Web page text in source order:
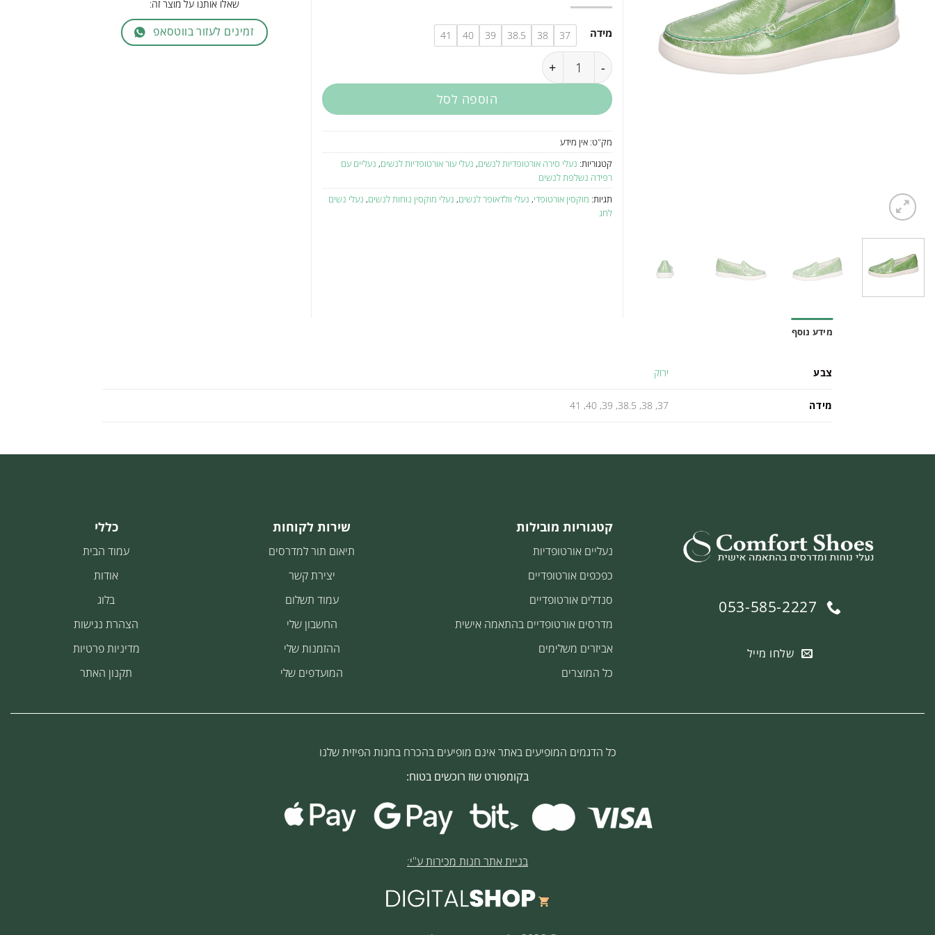
היה:
₪599.
הוא:
₪549. מידה 37
38
38.5
39
40
41
כמות של נעלי מוקסין אורטופדיות לנשים 704501
הוספה לסל
מק"ט: אין מידע
קטגוריות: נעלי סירה אורטופדיות לנשים, נעלי עור אורטופדיות לנשים, נעליים עם
רפידה נשלפת לנשים
תגיות: מוקסין אורטופדי, נעלי וולדאופר לנשים, נעלי מוקסין נוחות לנשים, נעלי נשים
לחג
שאלו אותנו על מוצר זה:
זמינים לעזור בווטסאפ
מידע נוסף
צבע ירוק
מידה 37, 38, 38.5, 39, 40, 41
053-585-2227
שלחו מייל
קטגוריות מובילות
נעליים אורטופדיות
כפכפים אורטופדיים
סנדלים אורטופדיים
מדרסים אורטופדיים בהתאמה אישית
אביזרים משלימים
כל המוצרים
שירות לקוחות
תיאום תור למדרסים
יצירת קשר
עמוד תשלום
החשבון שלי
ההזמנות שלי
המועדפים שלי
כללי
עמוד הבית
אודות
בלוג
הצהרת נגישות
מדיניות פרטיות
תקנון האתר
כל הדגמים המופיעים באתר אינם מופיעים בהכרח בחנות הפיזית שלנו
בקומפורט שוז רוכשים בטוח:
בניית אתר חנות מכירות ע''י: